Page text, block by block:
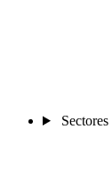
Sectores